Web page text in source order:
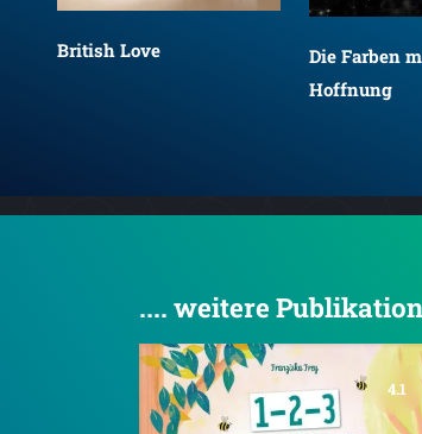
British Love
Die Farben
Hoffnung
.... weitere
4.1